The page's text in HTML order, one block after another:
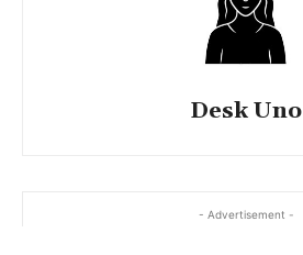
Desk Uno
- Advertisement -